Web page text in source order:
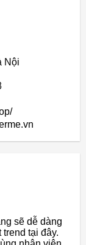
Nội
sẽ dễ dàng
tại đây.